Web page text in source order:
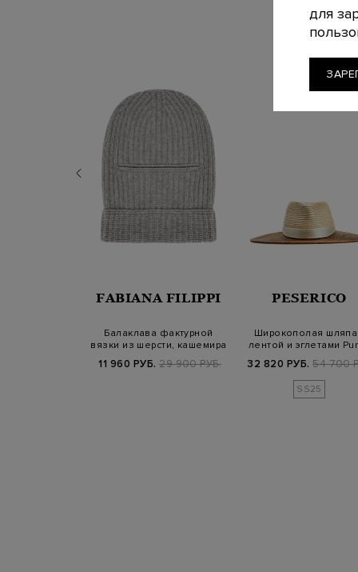
FABIANA FILIPPI
Балаклава фактурной
вязки из шерсти, кашемира
и шелка
11 960 РУБ. 29 900 РУБ.
PESERICO
Широкополая шляпа
лентой и эглетами
Luce
32 820 РУБ. 54 700
SS25
для